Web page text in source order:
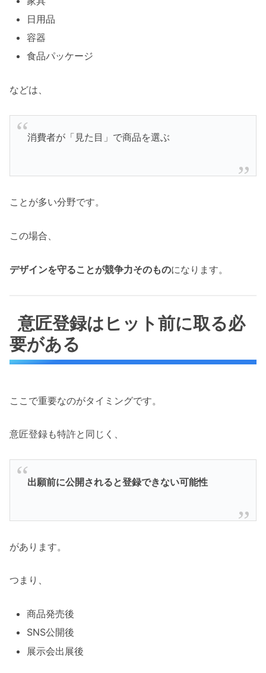
日用品
容器
食品パッケージ
などは、
消費者が「見た目」で商品を選ぶ
ことが多い分野です。
この場合、
デザインを守ることが競争力そのものになります。
意匠登録はヒット前に取る必
要がある
ここで重要なのがタイミングです。
意匠登録も特許と同じく、
出願前に公開されると登録できない可能性
があります。
つまり、
商品発売後
SNS公開後
展示会出展後